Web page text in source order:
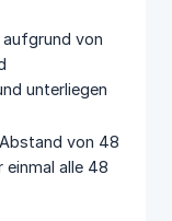
aufgrund von
unterliegen
von 48
einmal alle 48